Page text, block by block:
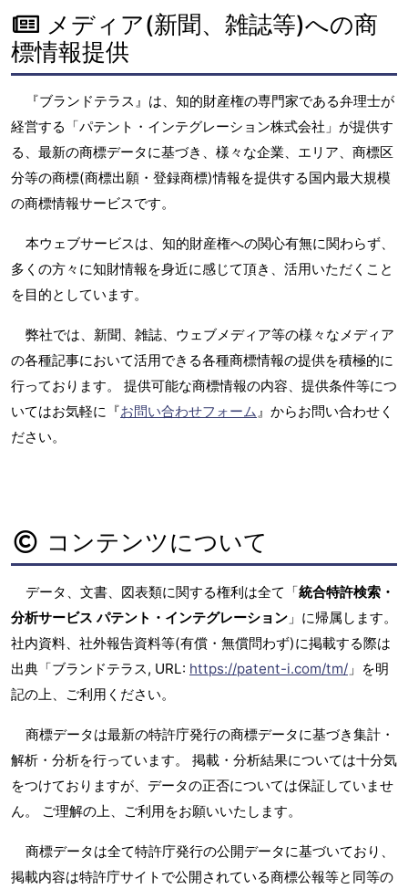
メディア(新聞、雑誌等)への商
標情報提供
『ブランドテラス』は、知的財産権の専門家である弁理士が
経営する「パテント・インテグレーション株式会社」が提供す
る、最新の商標データに基づき、様々な企業、エリア、商標区
分等の商標(商標出願・登録商標)情報を提供する国内最大規模
の商標情報サービスです。
本ウェブサービスは、知的財産権への関心有無に関わらず、
多くの方々に知財情報を身近に感じて頂き、活用いただくこと
を目的としています。
弊社では、新聞、雑誌、ウェブメディア等の様々なメディア
の各種記事において活用できる各種商標情報の提供を積極的に
行っております。 提供可能な商標情報の内容、提供条件等につ
いてはお気軽に『お問い合わせフォーム』からお問い合わせく
ださい。
コンテンツについて
データ、文書、図表類に関する権利は全て「統合特許検索・
分析サービス パテント・インテグレーション 」に帰属します。
社内資料、社外報告資料等(有償・無償問わず)に掲載する際は
出典「ブランドテラス, URL: https://patent-i.com/tm/ 」を明
記の上、ご利用ください。
商標データは最新の特許庁発行の商標データに基づき集計・
解析・分析を行っています。 掲載・分析結果については十分気
をつけておりますが、データの正否については保証していませ
ん。 ご理解の上、ご利用をお願いいたします。
商標データは全て特許庁発行の公開データに基づいており、
掲載内容は特許庁サイトで公開されている商標公報等と同等の